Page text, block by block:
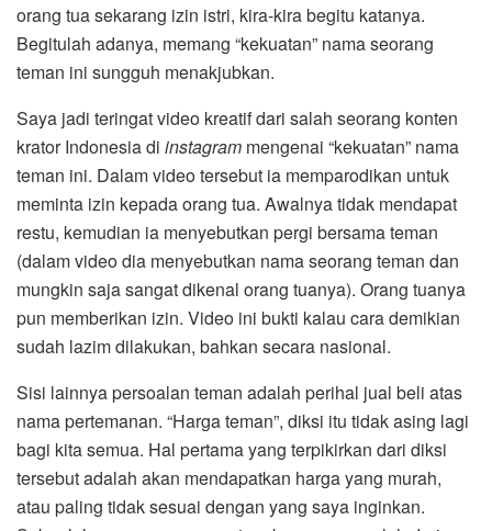
orang tua sekarang izin istri, kira-kira begitu katanya.
Begitulah adanya, memang “kekuatan” nama seorang
teman ini sungguh menakjubkan.
Saya jadi teringat video kreatif dari salah seorang konten
krator Indonesia di instagram mengenai “kekuatan” nama
teman ini. Dalam video tersebut ia memparodikan untuk
meminta izin kepada orang tua. Awalnya tidak mendapat
restu, kemudian ia menyebutkan pergi bersama teman
(dalam video dia menyebutkan nama seorang teman dan
mungkin saja sangat dikenal orang tuanya). Orang tuanya
pun memberikan izin. Video ini bukti kalau cara demikian
sudah lazim dilakukan, bahkan secara nasional.
Sisi lainnya persoalan teman adalah perihal jual beli atas
nama pertemanan. “Harga teman”, diksi itu tidak asing lagi
bagi kita semua. Hal pertama yang terpikirkan dari diksi
tersebut adalah akan mendapatkan harga yang murah,
atau paling tidak sesuai dengan yang saya inginkan.